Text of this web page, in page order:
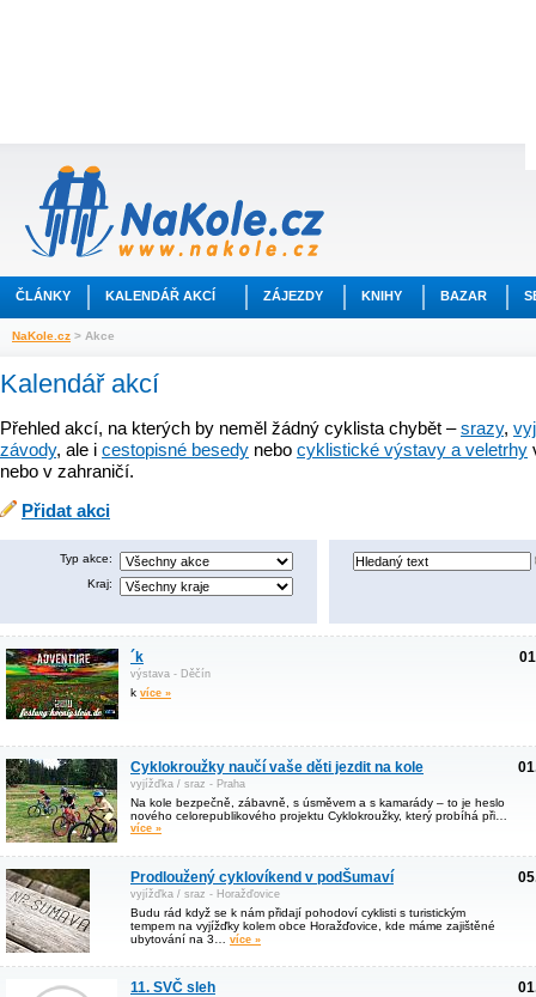
ČLÁNKY KALENDÁŘ AKCÍ ZÁJEZDY KNIHY BAZAR
NaKole.cz > Akce
Kalendář akcí
Přehled akcí, na kterých by neměl žádný cyklista chybět –srazy,
závody, ale i cestopisné besedy nebo cyklistické výstavy a veletrhy
nebo v zahraničí.
Přidat akci
Typ akce:
Kraj:
´k
výstava - Děčín
k více »
Cyklokroužky naučí vaše děti jezdit na kole
vyjížďka / sraz - Praha
Na kole bezpečně, zábavně, s úsměvem a s kamarády – to je heslo
nového celorepublikového projektu Cyklokroužky, který probíhá při…
více »
Prodloužený cyklovíkend v podŠumaví
vyjížďka / sraz - Horažďovice
Budu rád když se k nám přidají pohodoví cyklisti s turistickým
tempem na vyjížďky kolem obce Horažďovice, kde máme zajištěné
ubytování na 3… více »
11. SVČ sleh